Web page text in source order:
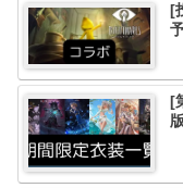
[
[
版